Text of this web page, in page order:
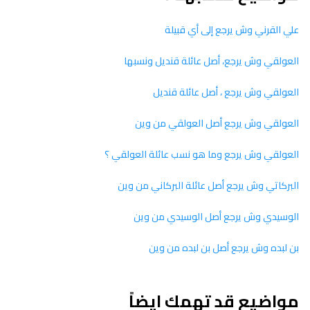
علي القرني وش يرجع إلى أي قبيلة
العولقي وش يرجع، أصل عائلة قنديل ونسبها
العولقي وش يرجع ، أصل عائلة قنديل
العولقي وش يرجع أصل العولقي من وين
العولقي وش يرجع وما هو نسب عائلة العولقي ؟
البركاتي وش يرجع أصل عائلة البركاني من وين
الوسيدي وش يرجع أصل الوسيدي من وين
بن لبده وش يرجع أصل بن لبده من وين
مواضيع قد تهمك ايضاً